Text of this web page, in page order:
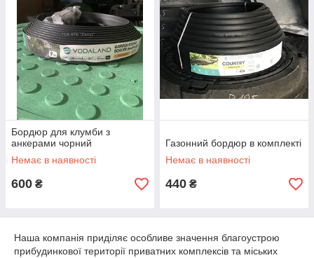
Бордюр для клумби з
анкерами чорний
Немає в наявності
600 ₴
Газонний бордюр в комплекті
Немає в наявності
440 ₴
Наша компанія приділяє особливе значення благоустрою
прибудинкової території приватних комплексів та міських